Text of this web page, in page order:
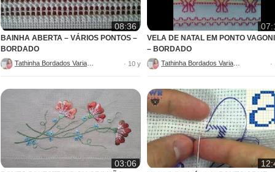
08:36
BAINHA ABERTA – VÁRIOS PONTOS –
BORDADO
· 10 y
VELA DE NATAL EM PONTO
– BORDADO
03:06